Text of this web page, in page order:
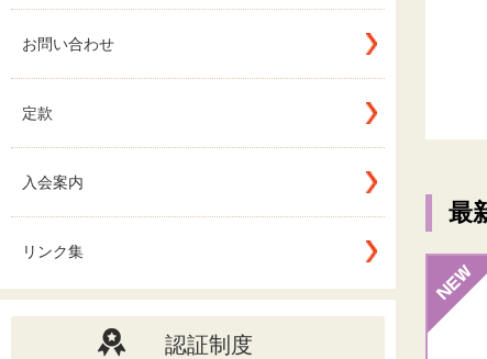
最
お問い合わせ
定款
入会案内
リンク集
認証制度